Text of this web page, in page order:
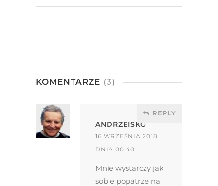
KOMENTARZE (3)
ANDRZEISKO
16 WRZEŚNIA 2018
DNIA 00:40
REPLY
Mnie wystarczy jak
sobie popatrze na